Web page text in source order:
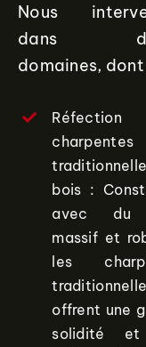
Nous
dans
domaines, dont
charpentes
bois :
avec du
massif et
les
offrent une
solidité